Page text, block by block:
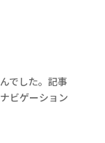
でした。記事
ビゲーション